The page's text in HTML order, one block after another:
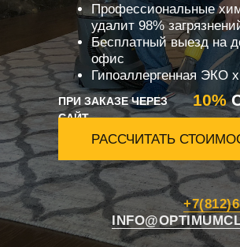
10%
Профессиональные
удалит 98%
Бесплатный выезд на
офис
Гипоаллергенная ЭКО
ПРИ ЗАКАЗЕ ЧЕРЕЗ
САЙТ
РАССЧИТАТЬ